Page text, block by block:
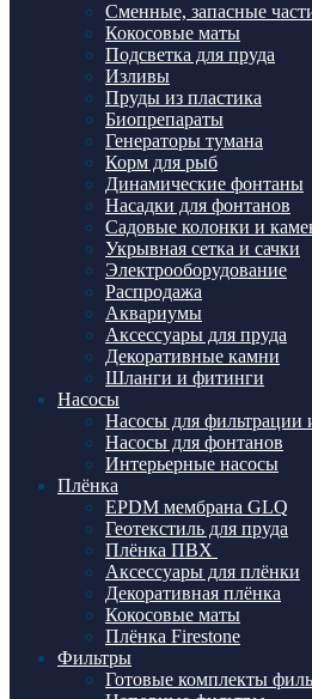
Сменные, запасные
Кокосовые маты
Подсветка для пруда
Изливы
Пруды из пластика
Биопрепараты
Генераторы тумана
Корм для рыб
Динамические фонтаны
Насадки для фонтанов
Садовые колонки и
Укрывная сетка и сачки
Электрооборудование
Распродажа
Аквариумы
Аксессуары для пруда
Декоративные камни
Шланги и фитинги
Насосы
Насосы для фильтрации
Насосы для фонтанов
Интерьерные насосы
Плёнка
EPDM мембрана GLQ
Геотекстиль для пруда
Плёнка ПВХ
Аксессуары для плёнки
Декоративная плёнка
Кокосовые маты
Плёнка Firestone
Фильтры
Готовые комплекты